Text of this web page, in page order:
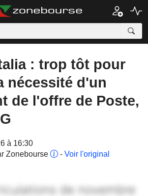
: trop tôt pour
nécessité d'un
de l'offre de Poste,
à 16:30
Zonebourse
- Voir l'original